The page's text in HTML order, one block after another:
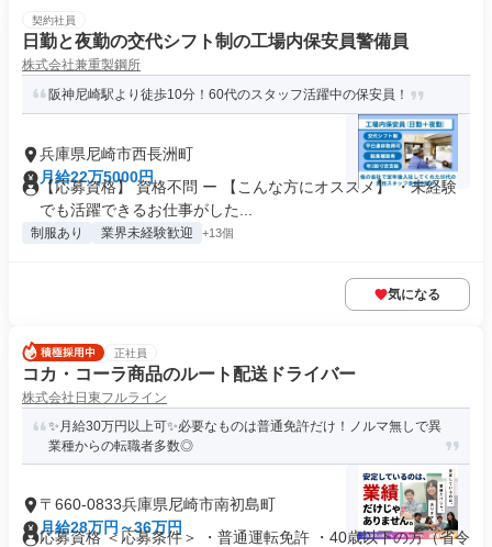
契約社員
日勤と夜勤の交代シフト制の工場内保安員警備員
株式会社兼重製鋼所
阪神尼崎駅より徒歩10分！60代のスタッフ活躍中の保安員！
兵庫県尼崎市西長洲町
月給22万5000円
【応募資格】 資格不問 ー 【こんな方にオススメ】 ・未経験
でも活躍できるお仕事がした...
制服あり 業界未経験歓迎 +13個
気になる
正社員
コカ・コーラ商品のルート配送ドライバー
株式会社日東フルライン
✨️月給30万円以上可✨必要なものは普通免許だけ️！ノルマ無しで異
業種からの転職者多数◎
〒660-0833兵庫県尼崎市南初島町
月給28万円～36万円
応募資格 ＜応募条件＞ ・普通運転免許 ・40歳以下の方（省令